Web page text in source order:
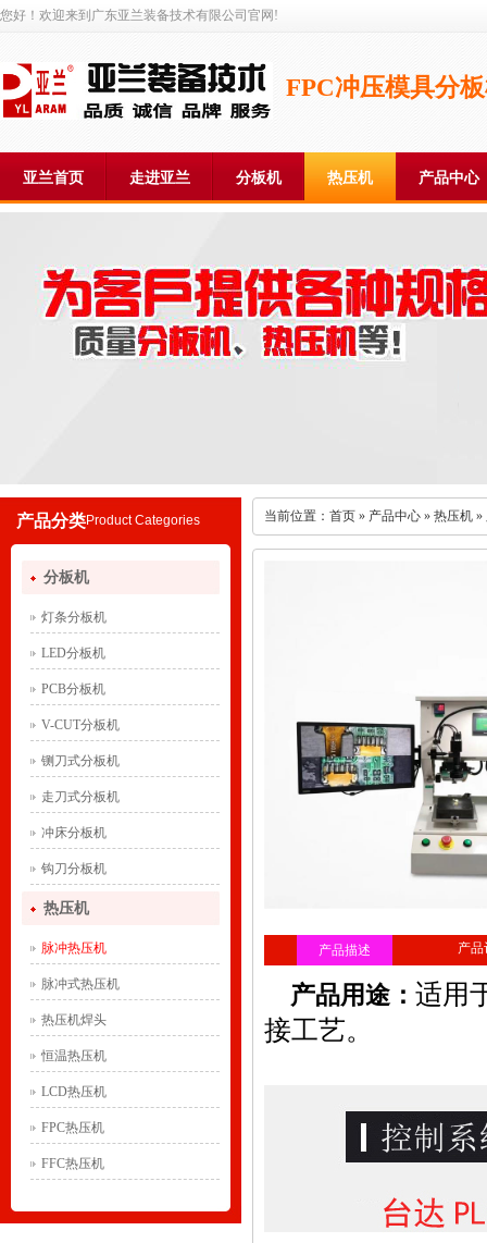
您好！欢迎来到广东亚兰装备技术有限公司官网!
FPC冲压模具分
亚兰首页 走进亚兰 分板机 热压机 产品中心
产品分类Product Categories
分板机
灯条分板机
LED分板机
PCB分板机
V-CUT分板机
铡刀式分板机
走刀式分板机
冲床分板机
钩刀分板机
热压机
脉冲热压机
脉冲式热压机
热压机焊头
恒温热压机
LCD热压机
FPC热压机
FFC热压机
当前位置： 首页 » 产品中心 » 热压机 »
产品描述 产品
产品用途： 适用
接工艺。